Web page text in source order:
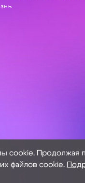
cookie. Продолжая
файлов cookie.